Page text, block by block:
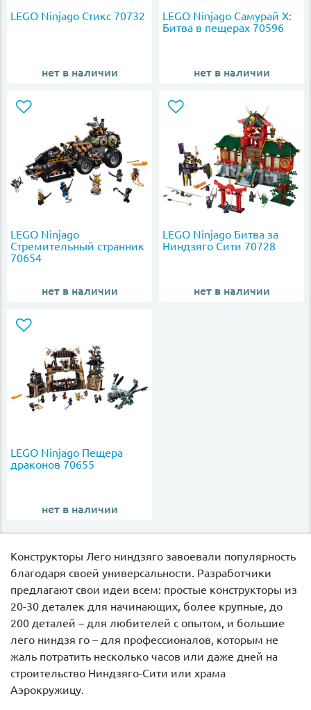
LEGO Ninjago Стикс 70732
нет в наличии
LEGO Ninjago Самурай Х:
Битва в пещерах 70596
нет в наличии
LEGO Ninjago
Стремительный странник
70654
нет в наличии
LEGO Ninjago Битва за
Ниндзяго Сити 70728
нет в наличии
LEGO Ninjago Пещера
драконов 70655
нет в наличии
Конструкторы Лего ниндзяго завоевали популярность
благодаря своей универсальности. Разработчики
предлагают свои идеи всем: простые конструкторы из
20-30 деталек для начинающих, более крупные, до
200 деталей – для любителей с опытом, и большие
лего ниндзя го – для профессионалов, которым не
жаль потратить несколько часов или даже дней на
строительство Ниндзяго-Сити или храма
Аэрокружицу.